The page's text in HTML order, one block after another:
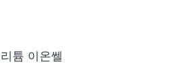
튬 이온쎌